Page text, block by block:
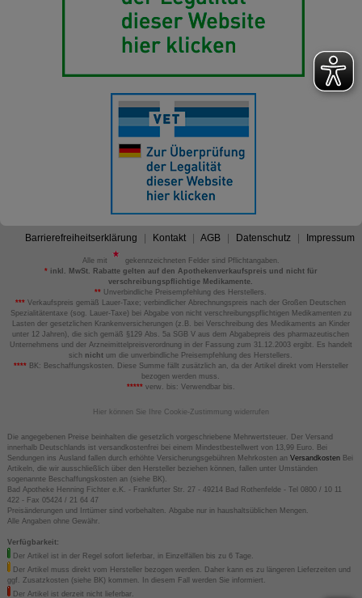
Barrierefreiheitserklärung Kontakt AGB Datenschutz Impressum
Alle mit
gekennzeichneten Felder sind Pflichtangaben.
*inkl. MwSt. Rabatte gelten auf den Apothekenverkaufspreis und nicht für
verschreibungspflichtige Medikamente.
** Unverbindliche Preisempfehlung des Herstellers.
*** Verkaufspreis gemäß Lauer-Taxe; verbindlicher Abrechnungspreis nach der Großen Deutschen
Spezialitätentaxe (sog. Lauer-Taxe) bei Abgabe von nicht verschreibungspflichtigen Medikamenten zu
Lasten der gesetzlichen Krankenversicherungen (z.B. bei Verschreibung des Medikaments an Kinder
unter 12 Jahren), die sich gemäß §129 Abs. 5a SGB V aus dem Abgabepreis des pharmazeutischen
Unternehmens und der Arzneimittelpreisverordnung in der Fassung zum 31.12.2003 ergibt. Es handelt
sich nicht um die unverbindliche Preisempfehlung des Herstellers.
****BK: Beschaffungskosten. Diese Summe fällt zusätzlich an, da der Artikel direkt vom Hersteller
bezogen werden muss.
*****verw. bis: Verwendbar bis.
Hier können Sie Ihre Cookie-Zustimmung widerrufen
Die angegebenen Preise beinhalten die gesetzlich vorgeschriebene Mehrwertsteuer. Der Versand
innerhalb Deutschlands ist versandkostenfrei bei einem Mindestbestellwert von 13,99 Euro. Bei
Sendungen ins Ausland fallen durch erhöhte Versicherungsgebühren Mehrkosten an VersandkostenBei
Artikeln, die wir ausschließlich über den Hersteller beziehen können, fallen unter Umständen
sogenannte Beschaffungskosten an (siehe BK).
Bad Apotheke Henning Fichter e.K. - Frankfurter Str. 27 - 49214 Bad Rothenfelde - Tel 0800 / 10 11
422 - Fax 05424 / 21 64 47
Preisänderungen und Irrtümer sind vorbehalten. Abgabe nur in haushaltsüblichen Mengen.
Alle Angaben ohne Gewähr.
Verfügbarkeit:
Der Artikel ist in der Regel sofort lieferbar, in Einzelfällen bis zu 6 Tage.
Der Artikel muss direkt vom Hersteller bezogen werden. Daher kann es zu längeren Lieferzeiten und
ggf. Zusatzkosten (siehe BK) kommen. In diesem Fall werden Sie informiert.
Der Artikel ist derzeit nicht lieferbar.